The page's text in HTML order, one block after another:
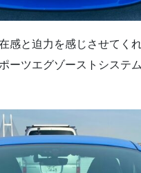
感と迫力を感じさせてく
ーツエグゾーストシステ